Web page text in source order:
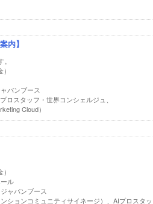
内】
パンブース
スタッフ・世界コンシェルジュ、
Cloud）
ル
ャパンブース
ョンコミュニティサイネージ）、AIプロスタッ